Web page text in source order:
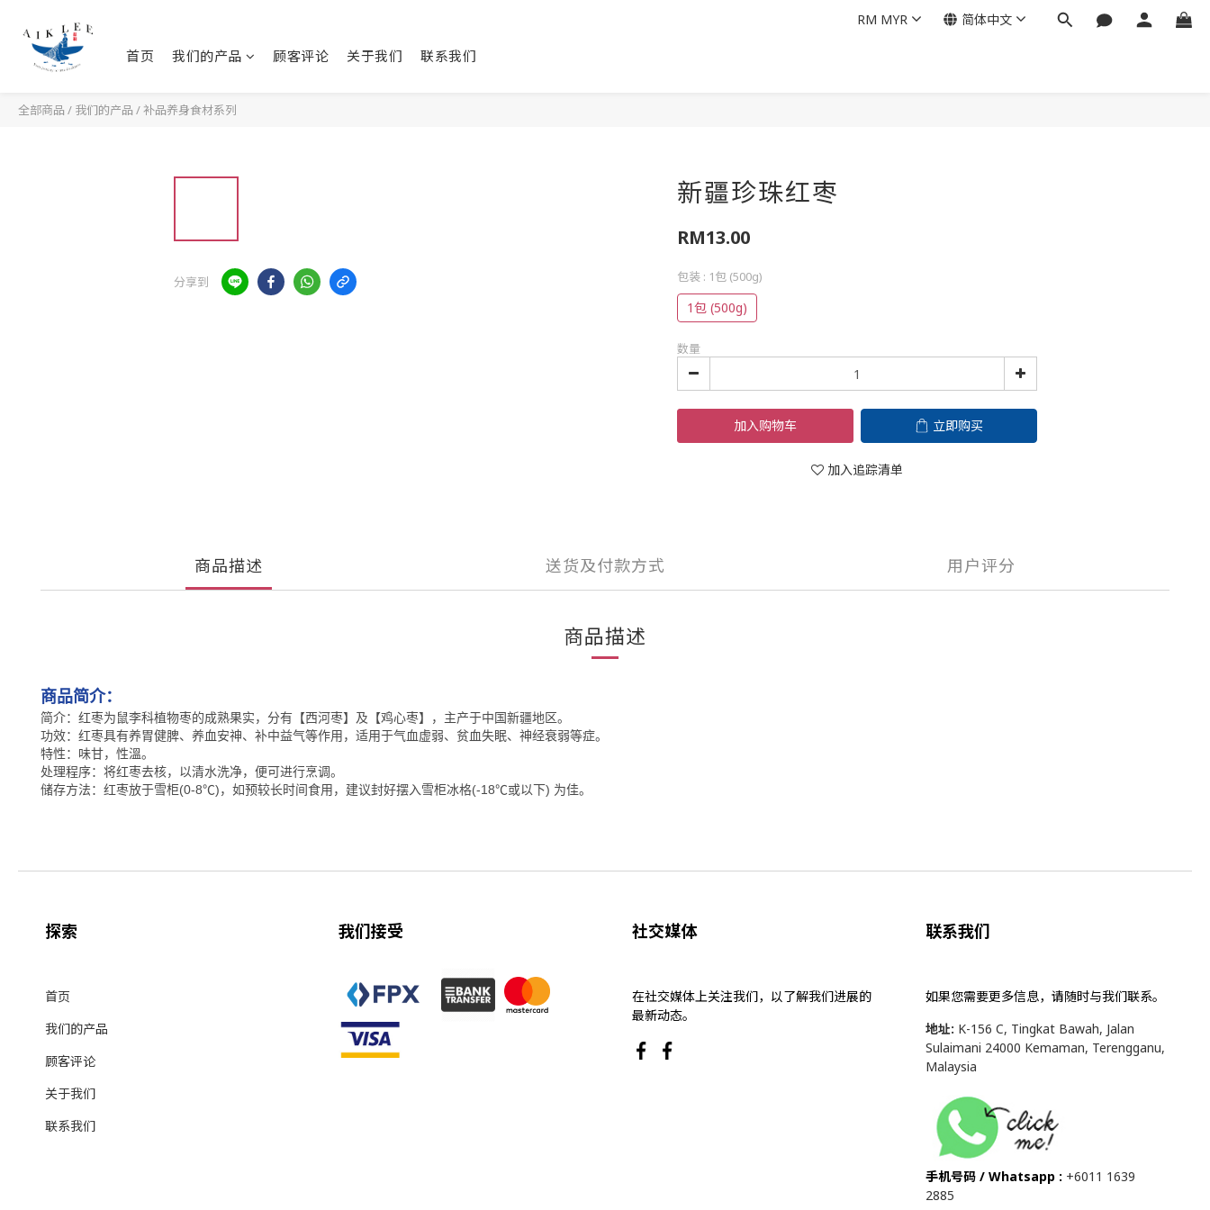
首页 我们的产品 顾客评论 关于我们 联系我们
RM MYR 简体中文
全部商品 / 我们的产品 /补品养身食材系列
分享到
新疆珍珠红枣
RM13.00
包装 : 1包 (500g)
1包 (500g)
数量
加入购物车 立即购买
加入追踪清单
商品描述 送货及付款方式 用户评分
商品描述
商品简介：
简介： 红枣为鼠李科植物枣的成熟果实，分有【西河枣】及【鸡心枣】，主产于中国新疆地区。
功效：红枣具有养胃健脾、养血安神、补中益气等作用，适用于气血虚弱、贫血失眠、神经衰弱等症。
特性：味甘，性溫。
处理程序： 将红枣去核，以清水洗净，便可进行烹调。
储存方法：红枣放于雪柜(0-8℃)，如预较长时间食用，建议封好摆入雪柜冰格(-18℃或以下) 为佳。
探索
首页
我们的产品
顾客评论
关于我们
联系我们
我们接受 社交媒体
在社交媒体上关注我们，以了解我们进展的
最新动态。
联系我们
如果您需要更多信息，请随时与我们联系。
地址: K-156 C, Tingkat Bawah, Jalan
Sulaimani 24000 Kemaman, Terengganu,
Malaysia
手机号码 / Whatsapp : +6011 1639
2885